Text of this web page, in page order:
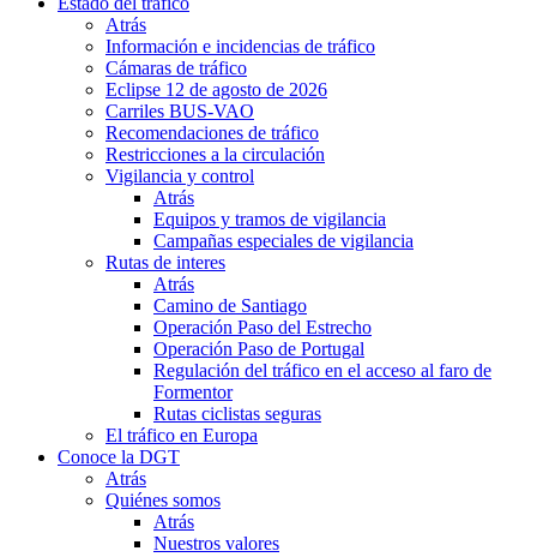
Atrás
Información e incidencias de tráfico
Cámaras de tráfico
Eclipse 12 de agosto de 2026
Carriles BUS-VAO
Recomendaciones de tráfico
Restricciones a la circulación
Vigilancia y control
Atrás
Equipos y tramos de vigilancia
Campañas especiales de vigilancia
Rutas de interes
Atrás
Camino de Santiago
Operación Paso del Estrecho
Operación Paso de Portugal
Regulación del tráfico en el acceso al faro de
Formentor
Rutas ciclistas seguras
El tráfico en Europa
Conoce la DGT
Atrás
Quiénes somos
Atrás
Nuestros valores